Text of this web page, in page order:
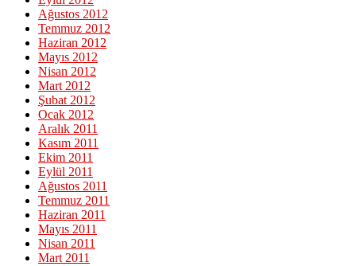
Ağustos 2012
Temmuz 2012
Haziran 2012
Mayıs 2012
Nisan 2012
Mart 2012
Şubat 2012
Ocak 2012
Aralık 2011
Kasım 2011
Ekim 2011
Eylül 2011
Ağustos 2011
Temmuz 2011
Haziran 2011
Mayıs 2011
Nisan 2011
Mart 2011